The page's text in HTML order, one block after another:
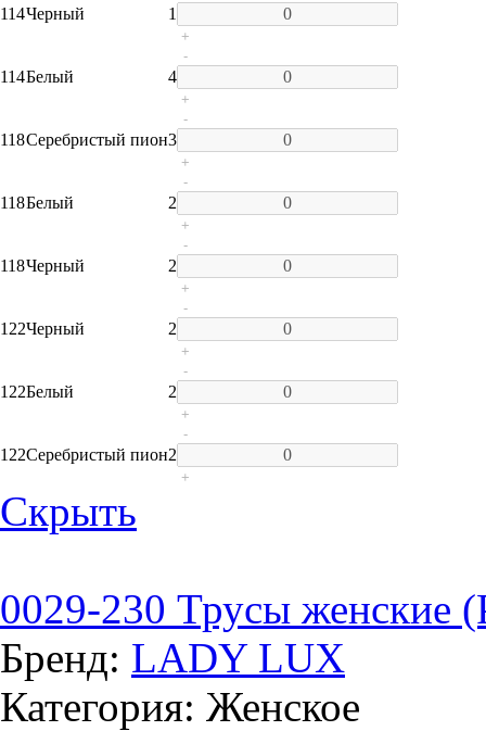
114Черный 1
+
114Белый 4
-
+
118Серебристый пион3
-
+
118Белый 2
-
+
118Черный 2
-
+
122Черный 2
-
+
122Белый 2
-
+
122Серебристый пион2
-
+
Скрыть
0029-230 Трусы женские
Бренд: LADY LUX
Категория: Женское